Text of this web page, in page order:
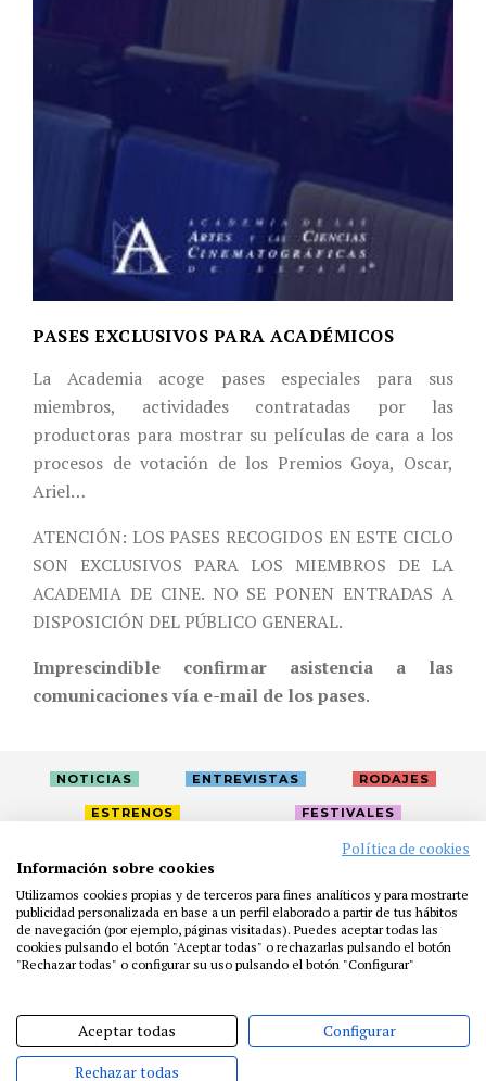
PASES EXCLUSIVOS PARA ACADÉMICOS
La Academia acoge pases especiales para sus
miembros, actividades contratadas por las
productoras para mostrar su películas de cara a los
procesos de votación de los Premios Goya, Oscar,
Ariel…
ATENCIÓN: LOS PASES RECOGIDOS EN ESTE CICLO
SON EXCLUSIVOS PARA LOS MIEMBROS DE LA
ACADEMIA DE CINE. NO SE PONEN ENTRADAS A
DISPOSICIÓN DEL PÚBLICO GENERAL.
Imprescindible confirmar asistencia a las
comunicaciones vía e-mail de los pases.
NOTICIAS ENTREVISTAS RODAJES
ESTRENOS FESTIVALES
PRENSA
FUNDACIÓN RESIDENCIAS
AYUDAS
BIBLIOTECA
PUBLICACIONES
CONTACTO
Política de cookies
Información sobre cookies
Utilizamos cookies propias y de terceros para fines analíticos y para mostrarte
publicidad personalizada en base a un perfil elaborado a partir de tus hábitos
de navegación (por ejemplo, páginas visitadas). Puedes aceptar todas las
cookies pulsando el botón "Aceptar todas" o rechazarlas pulsando el botón
"Rechazar todas" o configurar su uso pulsando el botón "Configurar"
Aceptar todas Configurar
Rechazar todas